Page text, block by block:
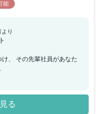
能
り
なた
る